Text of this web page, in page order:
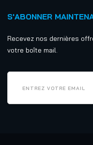
S'ABONNER
Recevez nos dernières
votre boîte mail.